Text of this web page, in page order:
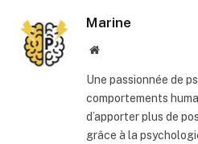
Marine
Site
Une passionnée de
comportements
d’apporter plus de
grâce à la